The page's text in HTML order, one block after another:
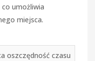
umożliwia
miejsca.
oszczędność czasu